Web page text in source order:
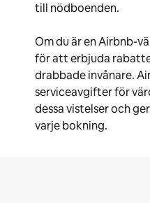
till nödboenden.
Om du är en Airbnb-
för att erbjuda
drabbade invånare.
serviceavgifter för
dessa vistelser och
varje bokning.